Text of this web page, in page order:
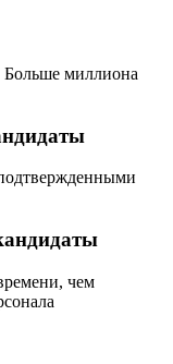
Больше миллиона
чем